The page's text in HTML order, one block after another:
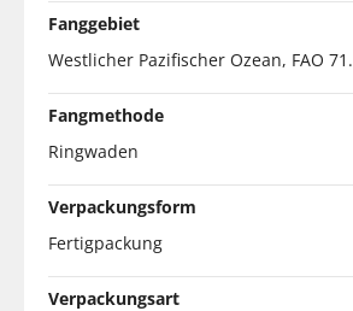
Fanggebiet
Westlicher Pazifischer Ozean, FAO 71.
Fangmethode
Ringwaden
Verpackungsform
Fertigpackung
Verpackungsart